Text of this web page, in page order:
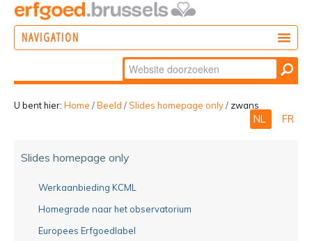
NAVIGATION
Zoek
Geavanceerd
zoeken...
U bent hier: Home /Beeld /Slides homepage only/ zwans
NL FR
Slides homepage only
Werkaanbieding KCML
Homegrade naar het observatorium
Europees Erfgoedlabel